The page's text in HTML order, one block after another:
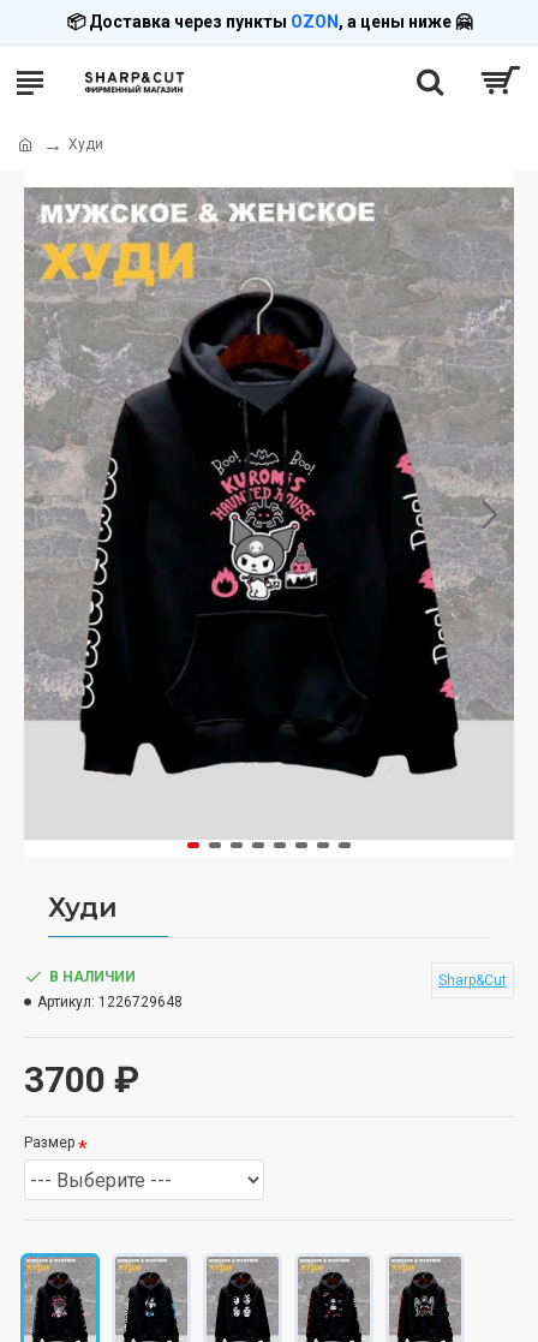
📦 Доставка через пункты OZON , а цены ниже 🤗
Худи
Худи
3700 ₽
В НАЛИЧИИ
Артикул: 1226729648
Sharp&Cut
Размер